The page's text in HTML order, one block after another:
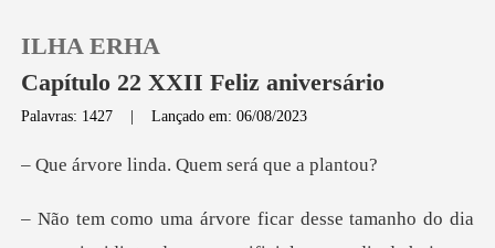
Loja
ILHA ERHA
Capítulo 22 XXII Feliz aniversário
Palavras: 1427 |Lançado em: 06/08/2023
inda. Quem ser
tamanho do dia